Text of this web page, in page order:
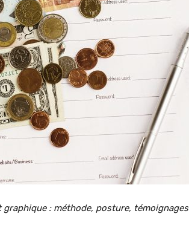
graphique : méthode, posture, témoignages